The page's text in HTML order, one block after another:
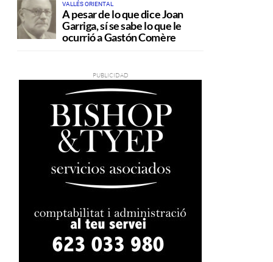
VALLÉS ORIENTAL
A pesar de lo que dice Joan
Garriga, sí se sabe lo que le
ocurrió a Gastón Comère